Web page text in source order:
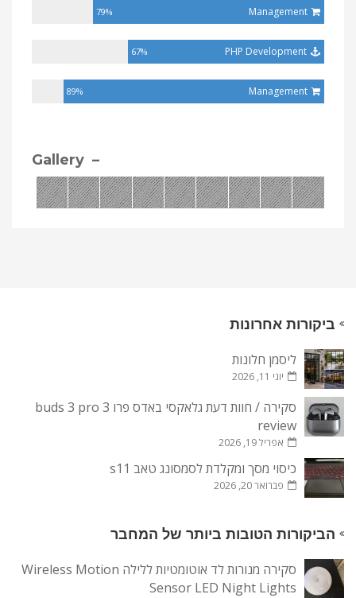
79% Management
67% PHP Development
89% Management
– Gallery
ביקורות אחרונות
ליסמן חלונות
יוני 11, 2026
סקירה / חוות דעת גלאקסי באדס פרו 3 buds 3 pro
review
אפריל 19, 2026
כיסוי מסך ומקלדת לסמסונג טאב s11
פברואר 20, 2026
הביקורות הטובות ביותר של המחבר
סקירה מנורות לד אוטומטיות ללילה Wireless Motion
Sensor LED Night Lights